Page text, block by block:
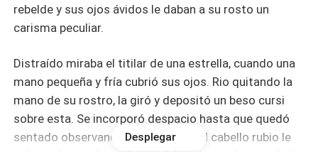
rebelde y sus ojos ávidos le daban a su rosto un
carisma peculiar.
Distraído miraba el titilar de una estrella, cuando una
mano pequeña y fría cubrió sus ojos. Rio quitando la
mano de su rostro, la giró y depositó un beso cursi
sobre esta. Se incorporó despacio hasta que quedó
sentado observando a su amante: el cabello rubio le
Desplegar